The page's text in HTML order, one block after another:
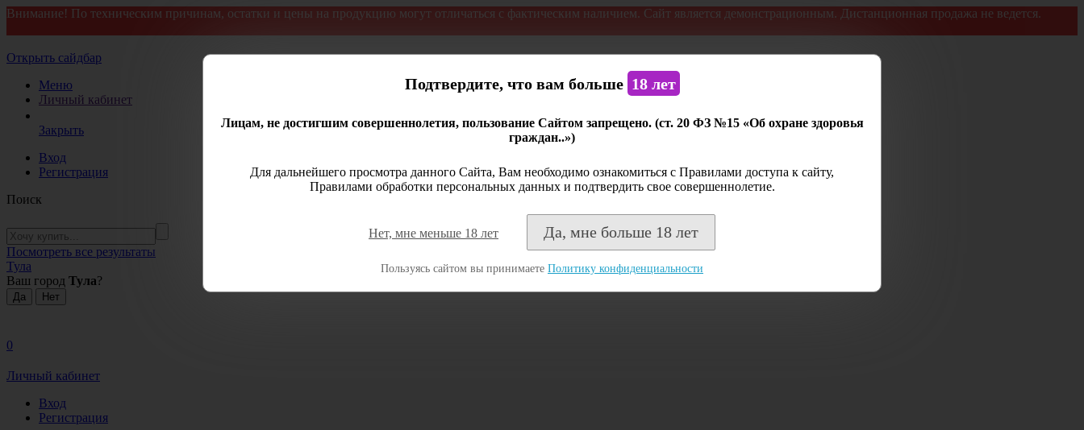
Внимание! По техническим причинам, остатки и цены на продукцию могут отличаться с фактическим наличием. Сайт является демонстрационным. Дистанционная продажа не ведется.
Открыть сайдбар
Меню
Личный кабинет
Закрыть
Вход
Регистрация
Поиск
Посмотреть все результаты
Тула
Ваш город Тула?
0
Личный кабинет
Вход
Регистрация
Подтвердите, что вам больше 18 лет
Лицам, не достигшим совершеннолетия, пользование Сайтом запрещено. (ст. 20 ФЗ №15 «Об охране здоровья
граждан..»)
Для дальнейшего просмотра данного Сайта, Вам необходимо ознакомиться с Правилами доступа к сайту,
Правилами обработки персональных данных и подтвердить свое совершеннолетие.
Нет, мне меньше 18 лет Да, мне больше 18 лет
Пользуясь сайтом вы принимаете Политику конфиденциальности